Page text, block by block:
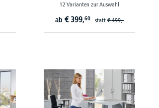
12 Varianten zur Auswahl
ab € 399,60 statt€ 499,-